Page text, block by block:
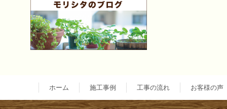
ー
ホーム 施工事例 工事の流れ お客様の声